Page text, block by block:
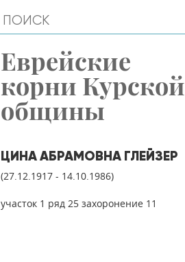
Еврейские
корни Курской
общины
ЦИНА АБРАМОВНА ГЛЕЙЗЕР
(27.12.1917 - 14.10.1986)
участок 1 ряд 25 захоронение 11